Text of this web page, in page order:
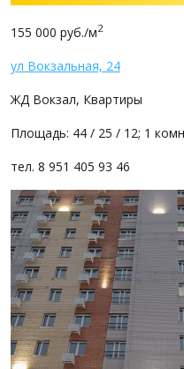
155 000 руб./м2
ул Вокзальная, 24
ЖД Вокзал, Квартиры
Площадь: 44 / 25 / 12; 1
тел. 8 951 405 93 46